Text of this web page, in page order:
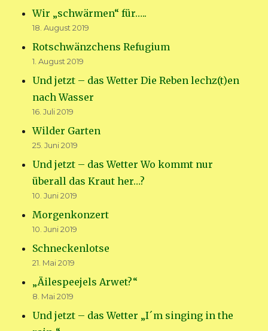
Wir „schwärmen“ für…..
18. August 2019
Rotschwänzchens Refugium
1. August 2019
Und jetzt – das Wetter Die Reben lechz(t)en
nach Wasser
16. Juli 2019
Wilder Garten
25. Juni 2019
Und jetzt – das Wetter Wo kommt nur
überall das Kraut her…?
10. Juni 2019
Morgenkonzert
10. Juni 2019
Schneckenlotse
21. Mai 2019
„Äilespeejels Arwet?“
8. Mai 2019
Und jetzt – das Wetter „I´m singing in the